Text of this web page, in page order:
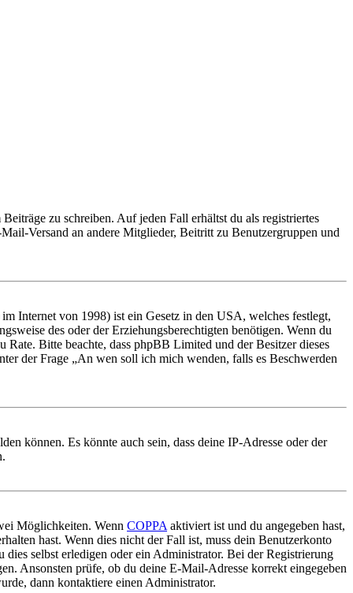
zu schreiben. Auf jeden Fall erhältst du als registriertes
Versand an andere Mitglieder, Beitritt zu Benutzergruppen und
Internet von 1998) ist ein Gesetz in den USA, welches festlegt,
des oder der Erziehungsberechtigten benötigen. Wenn du
Bitte beachte, dass phpBB Limited und der Besitzer dieses
der Frage „An wen soll ich mich wenden, falls es Beschwerden
können. Es könnte auch sein, dass deine IP-Adresse oder der
Möglichkeiten. Wenn COPPA aktiviert ist und du angegeben hast,
hast. Wenn dies nicht der Fall ist, muss dein Benutzerkonto
selbst erledigen oder ein Administrator. Bei der Registrierung
Ansonsten prüfe, ob du deine E-Mail-Adresse korrekt eingegeben
dann kontaktiere einen Administrator.